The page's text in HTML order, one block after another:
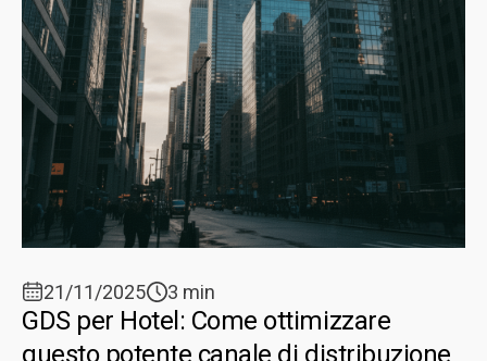
21/11/2025 3 min
GDS per Hotel: Come ottimizzare
questo potente canale di distribuzione